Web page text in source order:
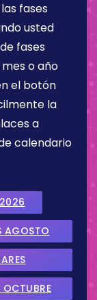
fases
usted
fases
o año
el botón
la
a
calendario
AGOSTO
OCTUBRE